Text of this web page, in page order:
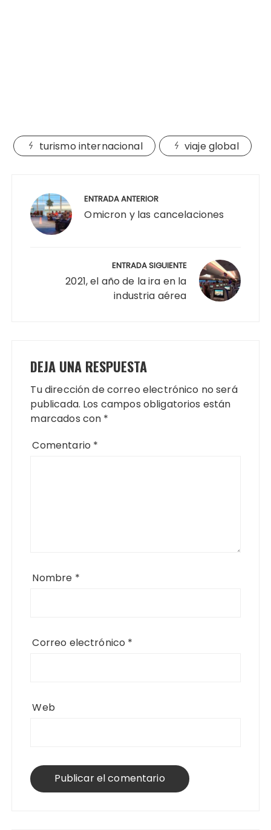
turismo internacional viaje global
entradas
ENTRADA ANTERIOR
Omicron y las cancelaciones
ENTRADA SIGUIENTE
2021, el año de la ira en la
industria aérea
DEJA UNA RESPUESTA
Tu dirección de correo electrónico no será
publicada. Los campos obligatorios están
marcados con *
Comentario *
Nombre *
Correo electrónico *
Web